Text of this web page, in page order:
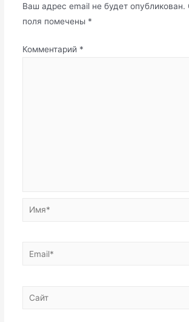
Ваш адрес email не будет опубликован.
поля помечены *
Комментарий *
Имя*
Email*
Сайт